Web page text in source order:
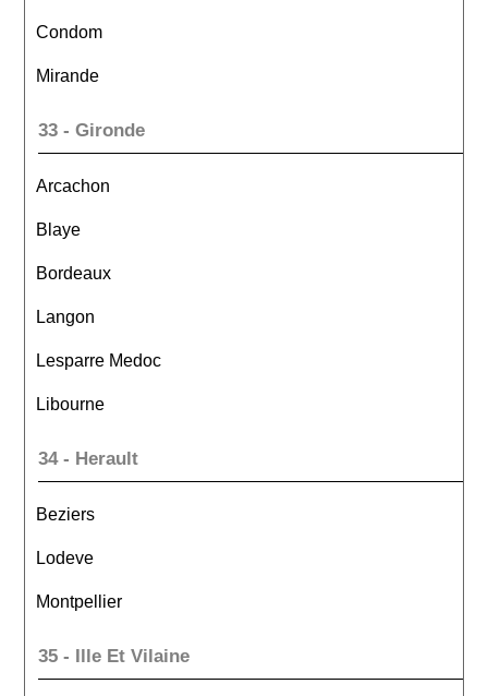
Condom
Mirande
33 - Gironde
Arcachon
Blaye
Bordeaux
Langon
Lesparre Medoc
Libourne
34 - Herault
Beziers
Lodeve
Montpellier
35 - Ille Et Vilaine